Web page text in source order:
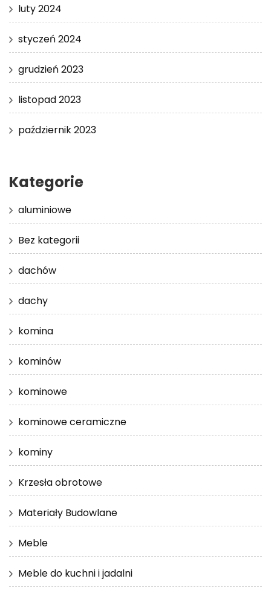
luty 2024
styczeń 2024
grudzień 2023
listopad 2023
październik 2023
Kategorie
aluminiowe
Bez kategorii
dachów
dachy
komina
kominów
kominowe
kominowe ceramiczne
kominy
Krzesła obrotowe
Materiały Budowlane
Meble
Meble do kuchni i jadalni